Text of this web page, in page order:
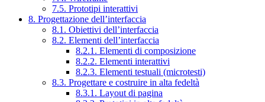
7.5. Prototipi interattivi
8. Progettazione dell’interfaccia
8.1. Obiettivi dell’interfaccia
8.2. Elementi dell’interfaccia
8.2.1. Elementi di composizione
8.2.2. Elementi interattivi
8.2.3. Elementi testuali (microtesti)
8.3. Progettare e costruire in alta fedeltà
8.3.1. Layout di pagina